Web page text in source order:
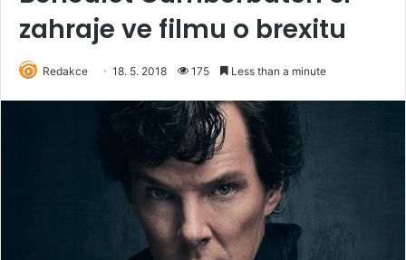
zahraje ve filmu o brexitu
Redakce 18. 5. 2018 175 Less than a minute